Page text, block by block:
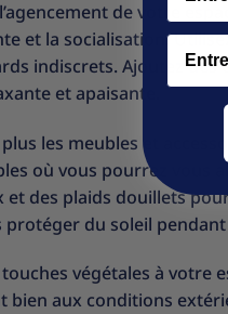
de votre
et la socialisation.
indiscrets. Ajoutez des
et apaisante.
plus les meubles et
où vous pourrez vous
et des plaids douillets
du soleil
végétales à votre
aux conditions
Email